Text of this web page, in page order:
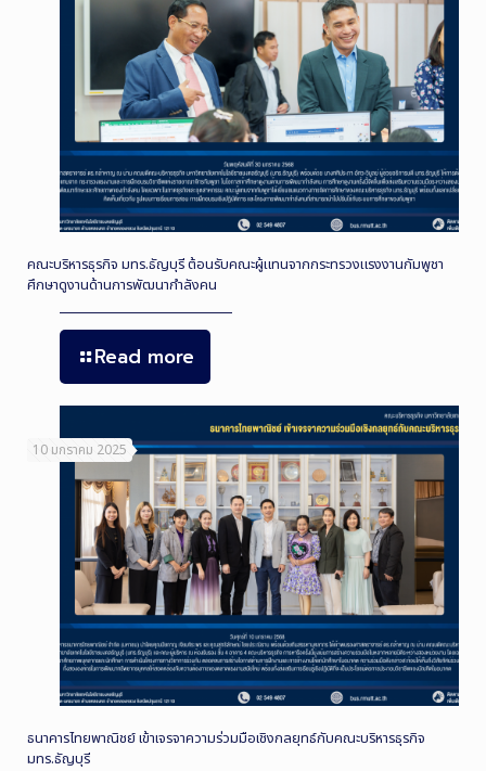
คณะบริหารธุรกิจ มทร.ธัญบุรี ต้อนรับคณะผู้แทนจากกระทรวงแรงงานกัมพูชา
ศึกษาดูงานด้านการพัฒนากำลังคน
Read more
10 มกราคม 2025
ธนาคารไทยพาณิชย์ เข้าเจรจาความร่วมมือเชิงกลยุทธ์กับคณะบริหารธุรกิจ
มทร.ธัญบุรี